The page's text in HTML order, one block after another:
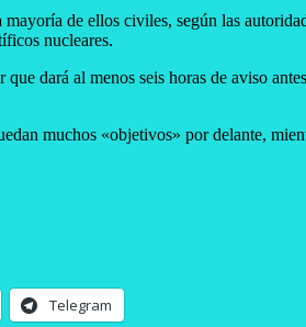
de ellos civiles, según las
nucleares.
dará al menos seis horas de aviso
muchos «objetivos» por delante,
Telegram